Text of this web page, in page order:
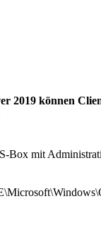
2019 können
Box mit